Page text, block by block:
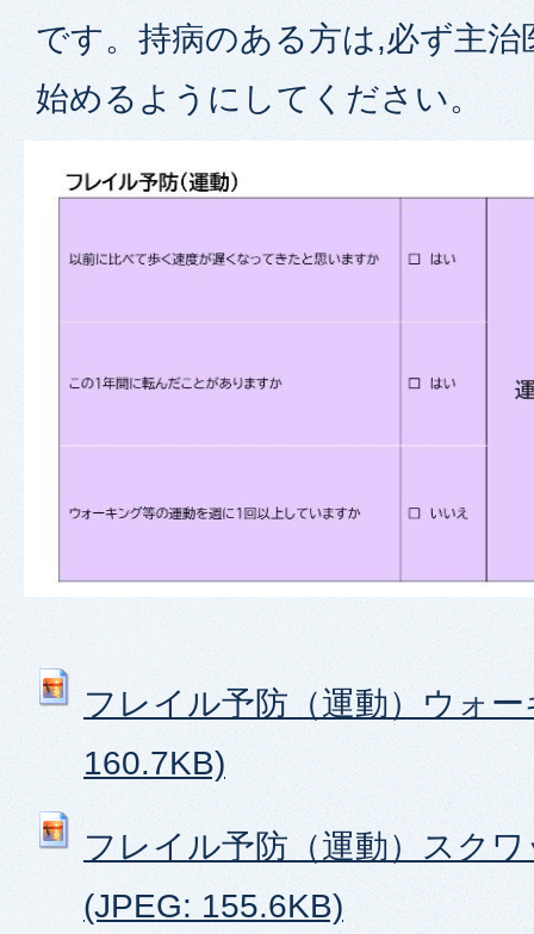
です。持病のある方は,必ず主
始めるようにしてください。
フレイル予防（運動）ウォ
160.7KB)
フレイル予防（運動）スク
(JPEG: 155.6KB)